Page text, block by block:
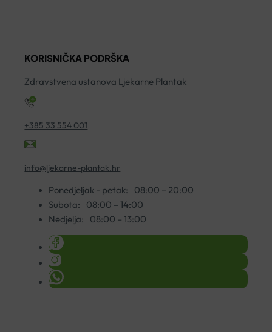
količina
količina
KORISNIČKA PODRŠKA
Zdravstvena ustanova Ljekarne Plantak
+385 33 554 001
info@ljekarne-plantak.hr
Ponedjeljak - petak:
08:00 – 20:00
Subota:
08:00 – 14:00
Nedjelja:
08:00 – 13:00